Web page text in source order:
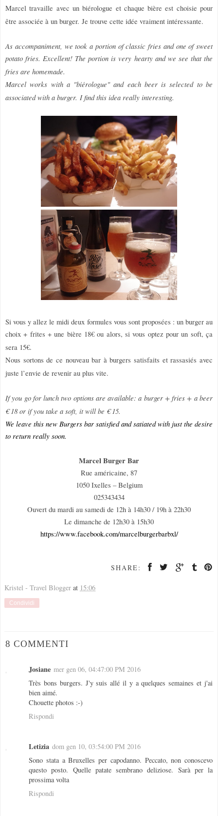
Marcel travaille avec un biérologue et chaque bière est choisie pour
être associée à un burger. Je trouve cette idée vraiment intéressante.
As accompaniment, we took a portion of classic fries and one of sweet
potato fries. Excellent! The portion is very hearty and we see that the
fries are homemade.
Marcel works with a "biérologue" and each beer is selected to be
associated with a burger. I find this idea really interesting.
Si vous y allez le midi deux formules vous sont proposées : un burger au
choix + frites + une bière 18€ ou alors, si vous optez pour un soft, ça
sera 15€.
Nous sortons de ce nouveau bar à burgers satisfaits et rassasiés avec
juste l’envie de revenir au plus vite.
If you go for lunch two options are available: a burger + fries + a beer
€ 18 or if you take a soft, it will be € 15.
We leave this new Burgers bar satisfied and satiated with just the desire
to return really soon.
Marcel Burger Bar
Rue américaine, 87
1050 Ixelles – Belgium
025343434
Ouvert du mardi au samedi de 12h à 14h30 / 19h à 22h30
Le dimanche de 12h30 à 15h30
https://www.facebook.com/marcelburgerbarbxl/
SHARE:
Kristel - Travel Blogger at 15:06
Condividi
8 COMMENTI
Josiane mer gen 06, 04:47:00 PM 2016
Très bons burgers. J'y suis allé il y a quelques semaines et j'ai
bien aimé.
Chouette photos :-)
Rispondi
Letizia dom gen 10, 03:54:00 PM 2016
Sono stata a Bruxelles per capodanno. Peccato, non conoscevo
questo posto. Quelle patate sembrano deliziose. Sarà per la
prossima volta
Rispondi